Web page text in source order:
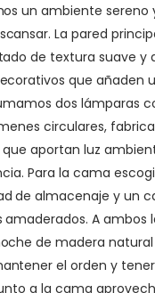
un ambiente sereno
La pared
de textura suave y
que añaden
dos lámparas
circulares,
que aportan luz
Para la cama
de almacenaje y un
A ambos
de madera
el orden y
a la cama